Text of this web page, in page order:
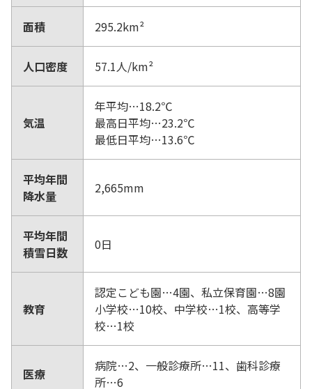
面積 295.2km²
人口密度 57.1人/km²
気温
年平均…18.2℃
最高日平均…23.2℃
最低日平均…13.6℃
平均年間
降水量
2,665mm
平均年間
積雪日数
0日
教育
認定こども園…4園、私立保育園…8園
小学校…10校、中学校…1校、高等学
校…1校
医療
病院…2、一般診療所…11、歯科診療
所…6